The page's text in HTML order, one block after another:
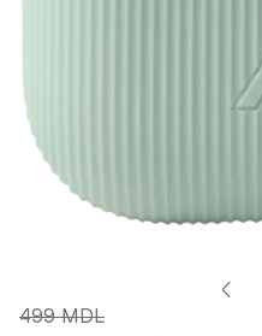
499 MDL